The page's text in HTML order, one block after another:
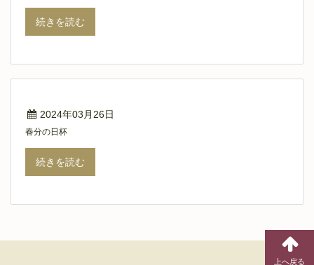
続きを読む
2024年03月26日
春分の日杯
続きを読む